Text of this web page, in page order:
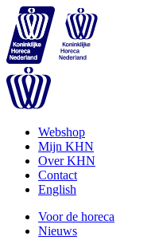
Webshop
Mijn KHN
Over KHN
Contact
English
Voor de horeca
Nieuws